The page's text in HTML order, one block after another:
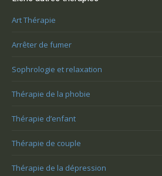
Art Thérapie
Arrêter de fumer
Sophrologie et relaxation
Thérapie de la phobie
Thérapie d’enfant
Thérapie de couple
Thérapie de la dépression